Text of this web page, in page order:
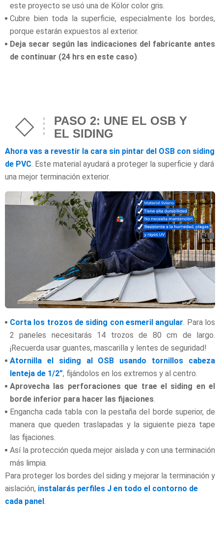
este proyecto se usó una de Kölor color gris.
Cubre bien toda la superficie, especialmente los bordes,
porque estarán expuestos al exterior.
Deja secar según las indicaciones del fabricante antes
de continuar (24 hrs en este caso)
PASO 2: UNE EL OSB Y
EL SIDING
Ahora vas a revestir la cara sin pintar del OSB con siding
de PVC . Este material ayudará a proteger la superficie y dará
una mejor terminación exterior.
Corta los trozos de siding con esmeril angular. Para los
2 paneles necesitarás 14 trozos de 80 cm de largo.
¡Recuerda usar guantes, mascarilla y lentes de seguridad!
Atornilla el siding al OSB usando tornillos cabeza
lenteja de 1/2”, fijándolos en los extremos y al centro.
Aprovecha las perforaciones que trae el siding en el
borde inferior para hacer las fijaciones.
Engancha cada tabla con la pestaña del borde superior, de
manera que queden traslapadas y la siguiente pieza tape
las fijaciones.
Así la protección queda mejor aislada y con una terminación
más limpia.
Para proteger los bordes del siding y mejorar la terminación y
aislación, instalarás perfiles J en todo el contorno de
cada panel.